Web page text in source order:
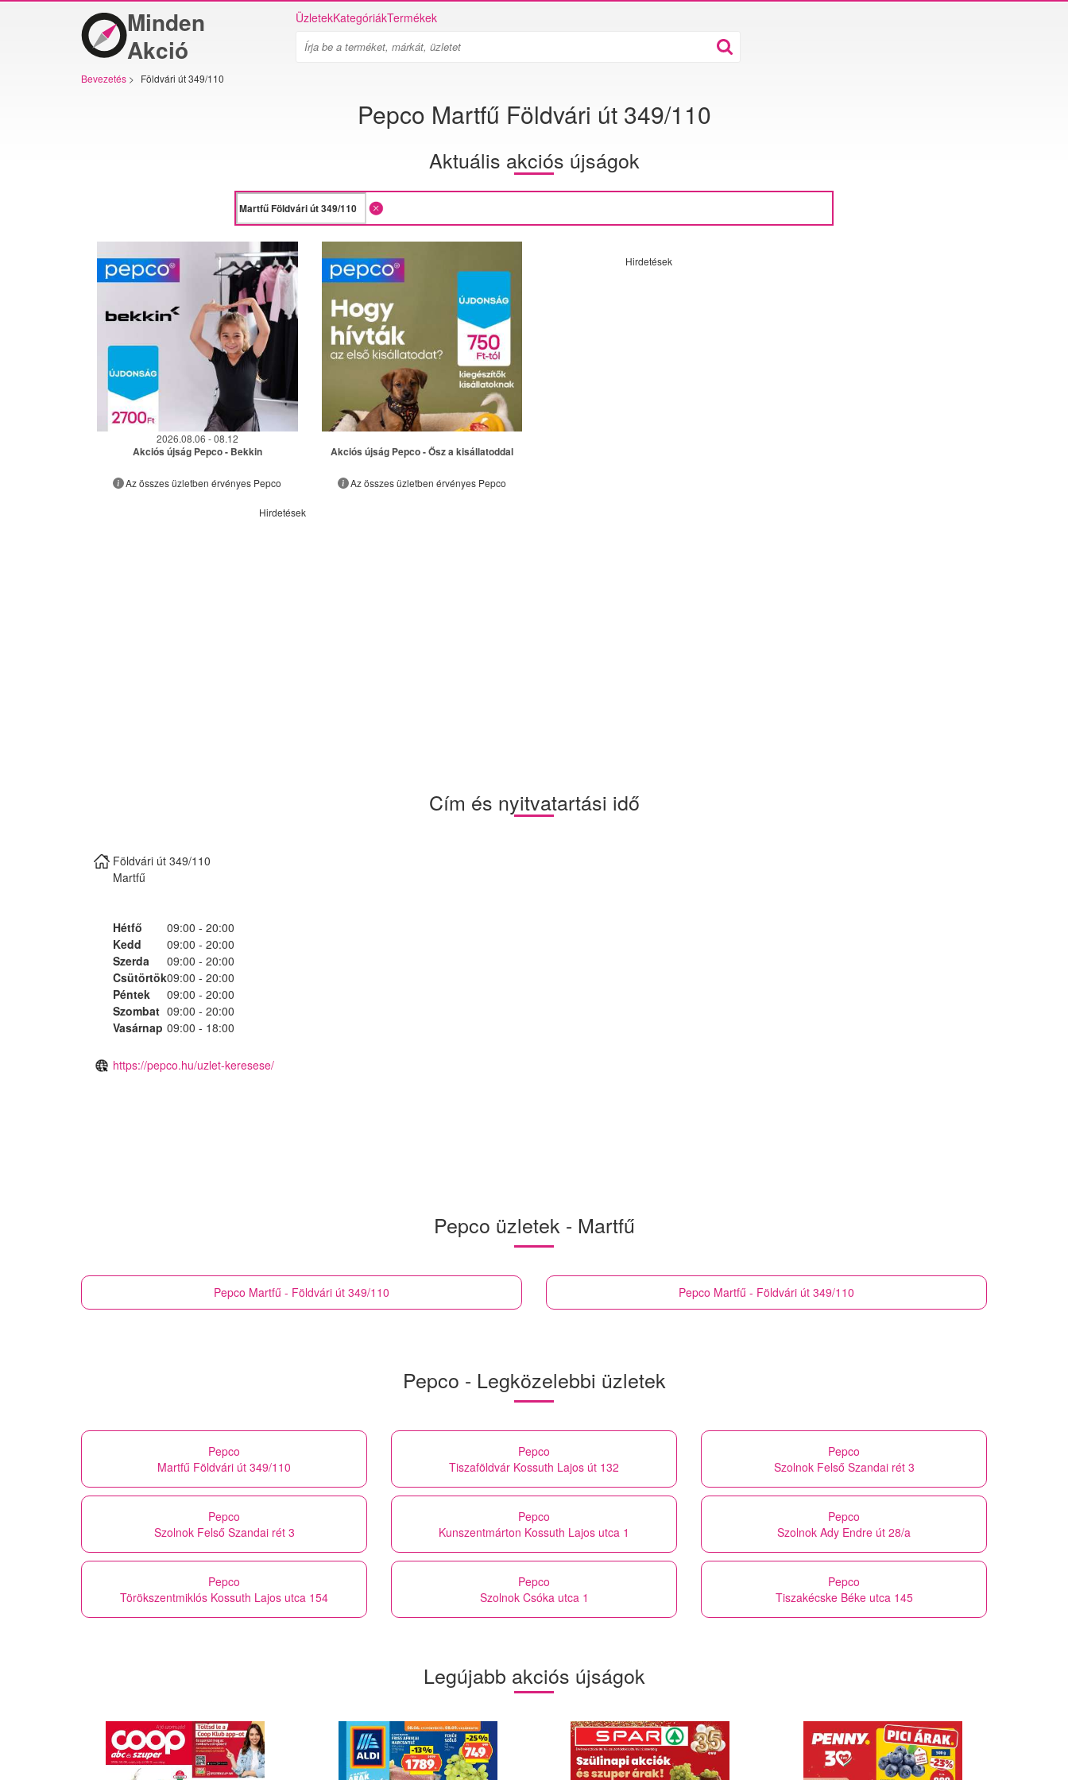
Minden
Akció
ÜzletekKategóriákTermékek
Bevezetés > Földvári út 349/110
Pepco Martfű Földvári út 349/110
Aktuális akciós újságok
2026.08.06 - 08.12
Akciós újság Pepco - Bekkin
Az összes üzletben érvényes Pepco
Akciós újság Pepco - Ősz a kisállatoddal
Az összes üzletben érvényes Pepco
Hirdetések
Hirdetések
Cím és nyitvatartási idő
Földvári út 349/110
Martfű
Hétfő
09:00 - 20:00
Kedd
09:00 - 20:00
Szerda
09:00 - 20:00
Csütörtök09:00 - 20:00
Péntek
09:00 - 20:00
Szombat 09:00 - 20:00
Vasárnap 09:00 - 18:00
https://pepco.hu/uzlet-keresese/
Pepco üzletek - Martfű
Pepco Martfű - Földvári út 349/110 Pepco Martfű - Földvári út 349/110
Pepco - Legközelebbi üzletek
Pepco
Martfű Földvári út 349/110
Pepco
Tiszaföldvár Kossuth Lajos út 132
Pepco
Szolnok Felső Szandai rét 3
Pepco
Szolnok Felső Szandai rét 3
Pepco
Kunszentmárton Kossuth Lajos utca 1
Pepco
Szolnok Ady Endre út 28/a
Pepco
Törökszentmiklós Kossuth Lajos utca 154
Pepco
Szolnok Csóka utca 1
Pepco
Tiszakécske Béke utca 145
Legújabb akciós újságok